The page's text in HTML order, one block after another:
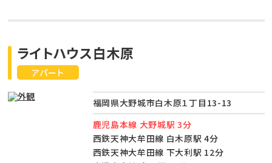
アパート
ライトハウス白木原
福岡県大野城市白木原１丁目13-13
鹿児島本線 大野城駅 3分
西鉄天神大牟田線 白木原駅 4分
西鉄天神大牟田線 下大利駅 12分